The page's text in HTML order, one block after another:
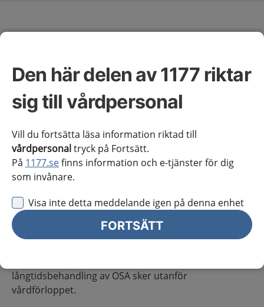
Den här delen av 1177 riktar
sig till vårdpersonal
Vill du fortsätta läsa information riktad till
vårdpersonaltryck på Fortsätt.
På 1177.sefinns information och e-tjänster för dig
som invånare.
Visa inte detta meddelande igen på denna enhet
FORTSÄTT
Obstruktiv sömnapné
(OSA) hos vuxna
Omfattning av kunskapsstödet
vuxen patient och avslutas inom tolv månader efter
behandlingsstart när patient har en välfungerande
behandling som reducerar nattliga
långtidsbehandling av OSA sker utanför
vårdförloppet.